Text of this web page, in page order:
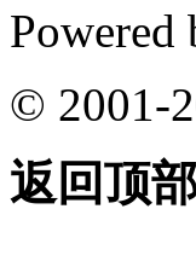
Powered
© 2001-
返回顶